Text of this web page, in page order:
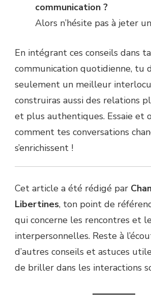
communication ?
Alors n’hésite pas à jeter
En intégrant ces conseils dans ta
communication quotidienne, tu
seulement un meilleur
construiras aussi des relations
et plus authentiques. Essaie et
comment tes conversations
s’enrichissent !
Cet article a été rédigé par
Libertines, ton point de
qui concerne les rencontres et
interpersonnelles. Reste à
d’autres conseils et astuces
de briller dans les interactions
———–